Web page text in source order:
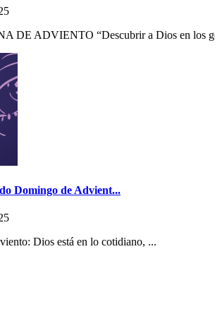
DE ADVIENTO “Descubrir a Dios en los
Domingo de Advient...
Dios está en lo cotidiano, ...